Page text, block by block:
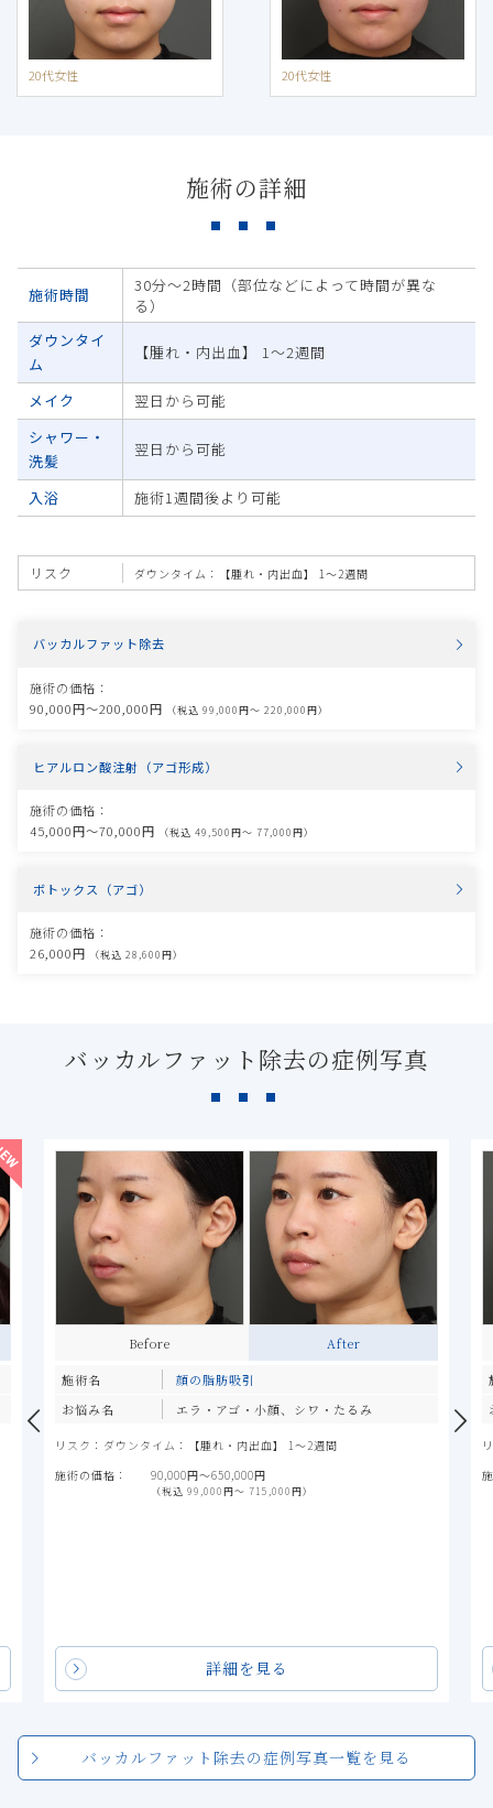
20代女性 20代女性
施術の詳細
施術時間
30分～2時間（部位などによって時間が異な
る）
ダウンタイ
ム
【腫れ・内出血】 1～2週間
メイク
翌日から可能
シャワー・
洗髪
翌日から可能
入浴 施術1週間後より可能
リスク ダウンタイム：【腫れ・内出血】 1～2週間
バッカルファット除去
施術の価格：
90,000円〜200,000円
（税込 99,000円〜 220,000円）
ヒアルロン酸注射（アゴ形成）
施術の価格：
45,000円〜70,000円
（税込 49,500円〜 77,000円）
ボトックス（アゴ）
施術の価格：
26,000円
（税込 28,600円）
バッカルファット除去の症例写真
顔の脂肪吸引
エラ・アゴ・小顔、シワ・たるみ
ダウンタイム：【腫れ・内出血】 1～2週間
90,000円〜650,000円
（税込 99,000円〜 715,000円）
リスク：ダウン
バッカルファット除去の症例写真一覧を見る